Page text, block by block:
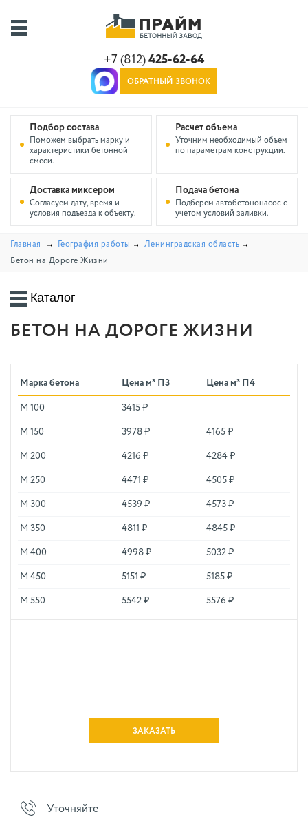
+7 (812) 425-62-64
ОБРАТНЫЙ ЗВОНОК
Подбор состава
Поможем выбрать марку и
характеристики бетонной
смеси.
Расчет объема
Уточним необходимый объем
по параметрам конструкции.
Доставка миксером
Согласуем дату, время и
условия подъезда к объекту.
Подача бетона
Подберем автобетононасос с
учетом условий заливки.
Главная География работы
Ленинградская область
Бетон на Дороге Жизни
Каталог
БЕТОН НА ДОРОГЕ ЖИЗНИ
Марка бетона Цена м³ П3 Цена м³ П4
М 100 3415 ₽
М 150 3978 ₽ 4165 ₽
М 200 4216 ₽ 4284 ₽
М 250 4471 ₽ 4505 ₽
М 300 4539 ₽ 4573 ₽
М 350 4811 ₽ 4845 ₽
М 400 4998 ₽ 5032 ₽
М 450 5151 ₽ 5185 ₽
М 550 5542 ₽ 5576 ₽
ЗАКАЗАТЬ
Уточняйте